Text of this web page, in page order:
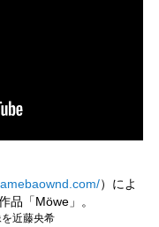
）によ
品「Möwe」。
近藤央希